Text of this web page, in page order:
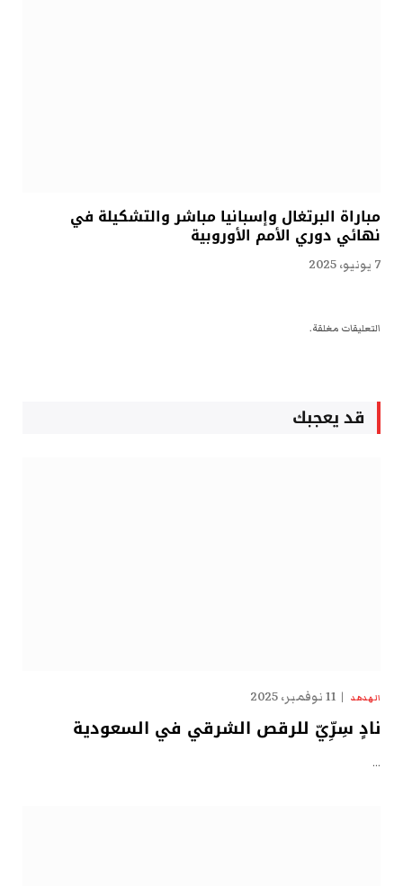
مباراة البرتغال وإسبانيا مباشر والتشكيلة في
نهائي دوري الأمم الأوروبية
7 يونيو، 2025
التعليقات مغلقة.
قد يعجبك
الهدهد 11 نوفمبر، 2025
نادٍ سِرِّيّ للرقص الشرقي في السعودية
…